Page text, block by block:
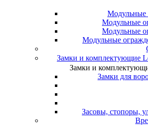
Модульные
Модульные
Модульные
Модульные
Замки и комплектующие
Замки и
Замки для
Засовы, стопоры,